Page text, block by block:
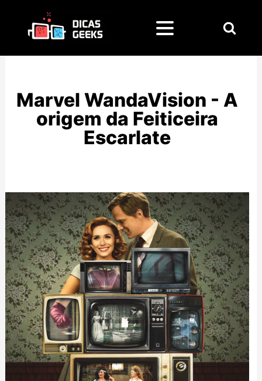
Marvel WandaVision - A
origem da Feiticeira
Escarlate